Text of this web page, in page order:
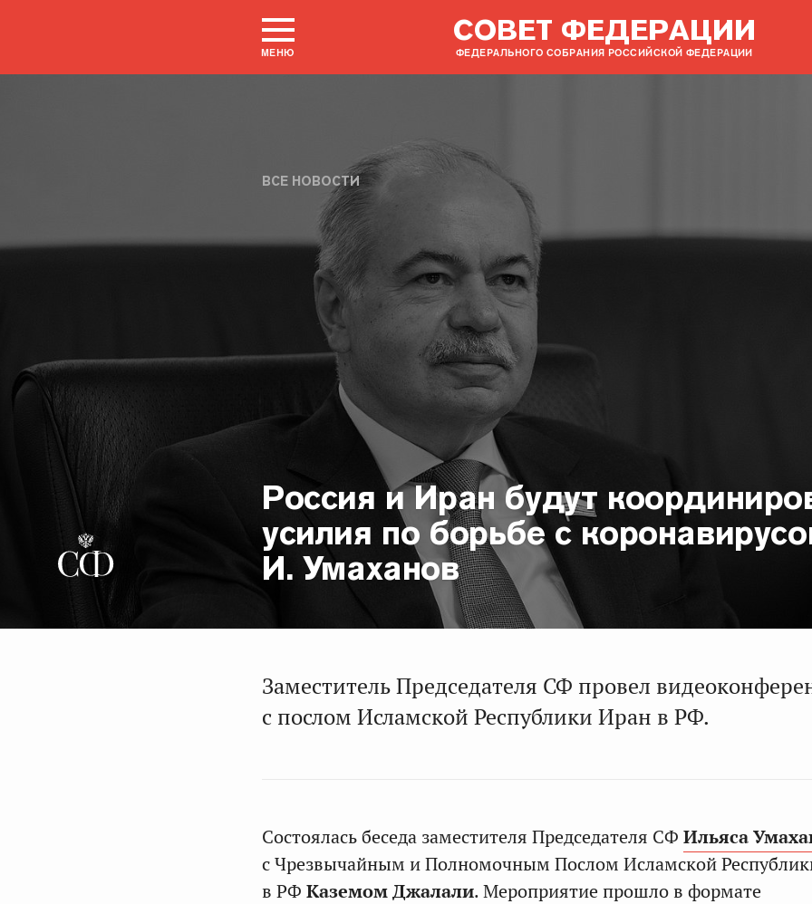
МЕНЮ
СОВЕТ ФЕДЕРАЦИИ
ФЕДЕРАЛЬНОГО СОБРАНИЯ РОССИЙСКОЙ ФЕДЕРАЦИИ
ВСЕ НОВОСТИ
Россия и Иран будут
усилия по борьбе с
И. Умаханов
Заместитель Председателя СФ провел
с послом Исламской Республики Иран в РФ.
Состоялась беседа заместителя Председателя СФ Ильяса
с Чрезвычайным и Полномочным Послом Исламской
в РФ Каземом Джалали. Мероприятие прошло в формате